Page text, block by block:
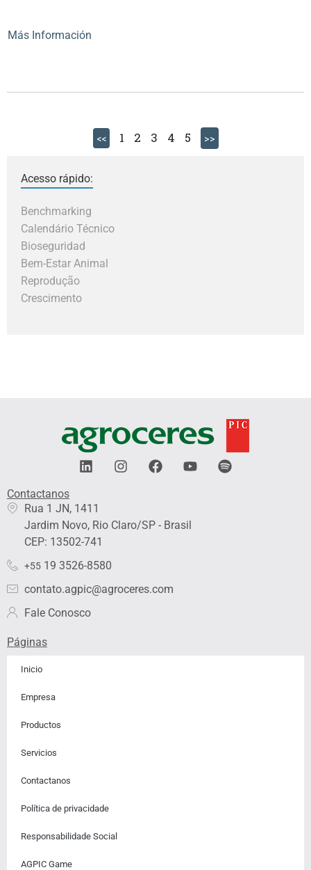
Más Información
<< 1 2 3 4 5 >>
Acesso rápido:
Benchmarking
Calendário Técnico
Bioseguridad
Bem-Estar Animal
Reprodução
Crescimento
L
i
k
e
d
i
I
n
g
F
a
o
Y
o
b
S
p
Contactanos​
Rua 1 JN, 1411
Jardim Novo, Rio Claro/SP - Brasil
CEP: 13502-741
+55 19 3526-8580
contato.agpic@agroceres.com
Fale Conosco
Páginas
Inicio
Empresa
Productos
Servicios
Contactanos​
Política de privacidade
Responsabilidade Social
AGPIC Game